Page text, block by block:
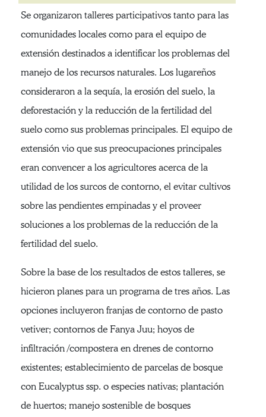
Se organizaron talleres participativos tanto para las
comunidades locales como para el equipo de
extensión destinados a identificar los problemas del
manejo de los recursos naturales. Los lugareños
consideraron a la sequía, la erosión del suelo, la
deforestación y la reducción de la fertilidad del
suelo como sus problemas principales. El equipo de
extensión vio que sus preocupaciones principales
eran convencer a los agricultores acerca de la
utilidad de los surcos de contorno, el evitar cultivos
sobre las pendientes empinadas y el proveer
soluciones a los problemas de la reducción de la
fertilidad del suelo.
Sobre la base de los resultados de estos talleres, se
hicieron planes para un programa de tres años. Las
opciones incluyeron franjas de contorno de pasto
vetiver; contornos de Fanya Juu; hoyos de
infiltración /compostera en drenes de contorno
existentes; establecimiento de parcelas de bosque
con Eucalyptus ssp. o especies nativas; plantación
de huertos; manejo sostenible de bosques